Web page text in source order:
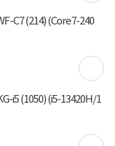
C7 (214) (Core7-240
i5 (1050) (i5-13420H/1